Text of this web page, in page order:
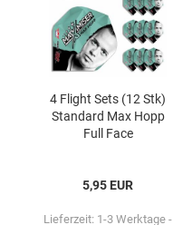
4 Flight Sets (12 Stk)
Stan­dard Max Hopp
Full Face
5,95 EUR
Lieferzeit: 1-3 Werktage -